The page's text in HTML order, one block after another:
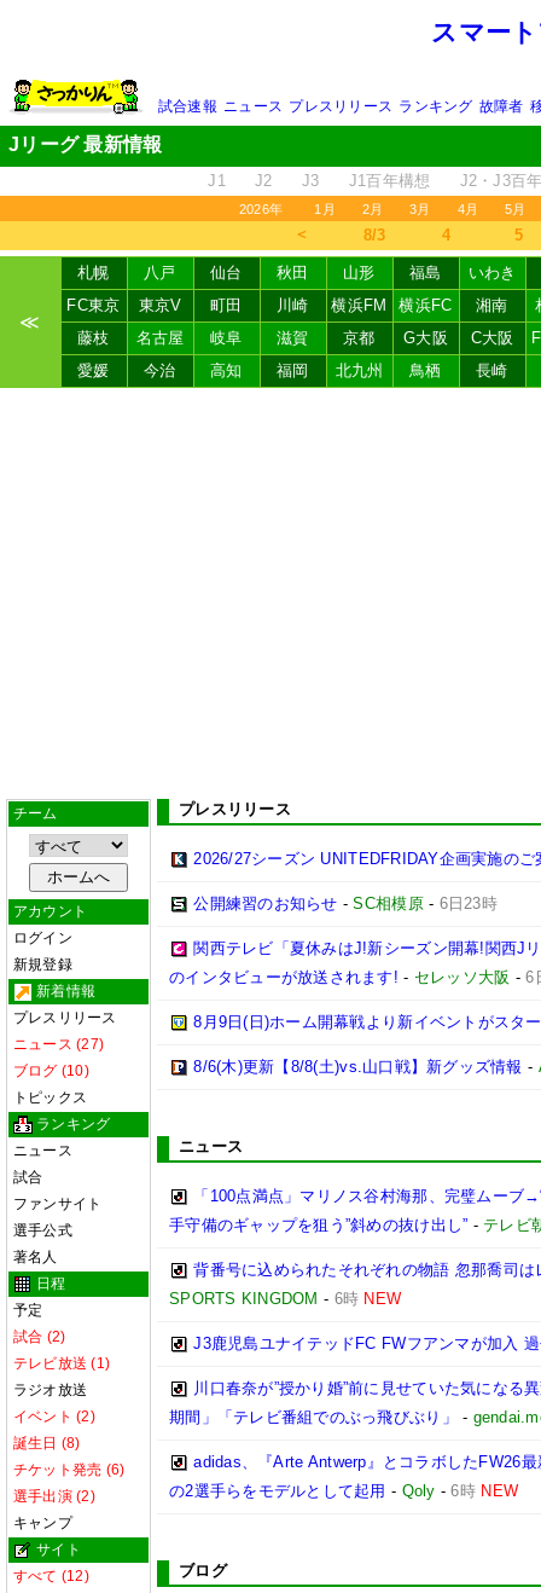
スマー
試合速報 ニュース プレスリリース ランキング 故障者
Jリーグ 最新情報
J1 J2 J3 J1百年構想 J2・J3百
2026年 1月 2月 3月 4月 5月
＜ 8/3 4 5
≪
札幌 八戸 仙台 秋田 山形 福島
いわき
FC東京
東京V 町田 川崎 横浜FM 横浜FC 湘南
藤枝
名古屋 岐阜 滋賀 京都 G大阪 C大阪
愛媛
今治 高知 福岡 北九州 鳥栖 長崎
チーム
アカウント
ログイン
新規登録
新着情報
プレスリリース
ニュース (27)
ブログ (10)
トピックス
ランキング
ニュース
試合
ファンサイト
選手公式
著名人
日程
予定
試合 (2)
テレビ放送 (1)
ラジオ放送
イベント (2)
誕生日 (8)
チケット発売 (6)
選手出演 (2)
キャンプ
サイト
すべて (12)
プレスリリース
2026/27シーズン UNITEDFRIDAY企画実施のご
公開練習のお知らせ -SC相模原- 6日23時
関西テレビ「夏休みはJ!新シーズン開幕!関西J
のインタビューが放送されます! - セレッソ大阪 -6
8月9日(日)ホーム開幕戦より新イベントがスタ
8/6(木)更新【8/8(土)vs.山口戦】新グッズ情報 -
ニュース
「100点満点」マリノス谷村海那、完璧ムーブ
手守備のギャップを狙う”斜めの抜け出し” - テレビ
背番号に込められたそれぞれの物語 忽那喬司
SPORTS KINGDOM - 6時 NEW
J3鹿児島ユナイテッドFC FWフアンマが加入
川口春奈が”授かり婚”前に見せていた気になる
期間」「テレビ番組でのぶっ飛びぶり」
-
adidas、『Arte Antwerp』とコラボしたFW26
の2選手らをモデルとして起用 - Qoly -6時 NEW
ブログ